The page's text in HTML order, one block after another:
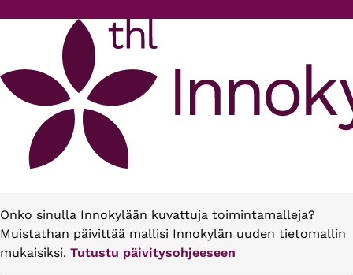
Onko sinulla Innokylään kuvattuja toimintamalleja?
Muistathan päivittää mallisi Innokylän uuden tietomallin
mukaisiksi. Tutustu päivitysohjeeseen